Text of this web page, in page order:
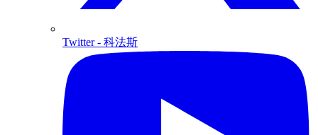
Twitter- 科法斯